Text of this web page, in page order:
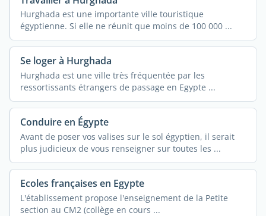
Hurghada est une importante ville touristique
égyptienne. Si elle ne réunit que moins de 100 000 ...
Se loger à Hurghada
Hurghada est une ville très fréquentée par les
ressortissants étrangers de passage en Egypte ...
Conduire en Égypte
Avant de poser vos valises sur le sol égyptien, il serait
plus judicieux de vous renseigner sur toutes les ...
Ecoles françaises en Egypte
L'établissement propose l'enseignement de la Petite
section au CM2 (collège en cours ...